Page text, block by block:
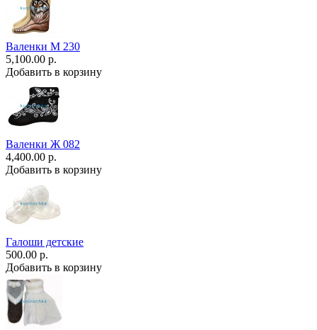
Валенки М 230
5,100.00 р.
Добавить в корзину
Валенки Ж 082
4,400.00 р.
Добавить в корзину
Галоши детские
500.00 р.
Добавить в корзину